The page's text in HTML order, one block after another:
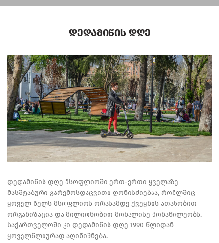
Დედამიწის Დღე
დედამიწის დღე მსოფლიოში ერთ-ერთი ყველაზე
მასშტაბური გარემოსდაცვითი ღონისძიებაა, რომლშიც
ყოველ წელს მსოფლიოს ორასამდე ქვეყნის ათასობით
ორგანიზაცია და მილიონობით მოხალისე მონაწილეობს.
საქართველოში კი დედამიწის დღე 1990 წლიდან
ყოველწლიურად აღინიშნება.